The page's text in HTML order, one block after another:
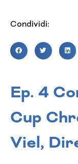
Condividi:
Ep. 4
Cup
Viel,